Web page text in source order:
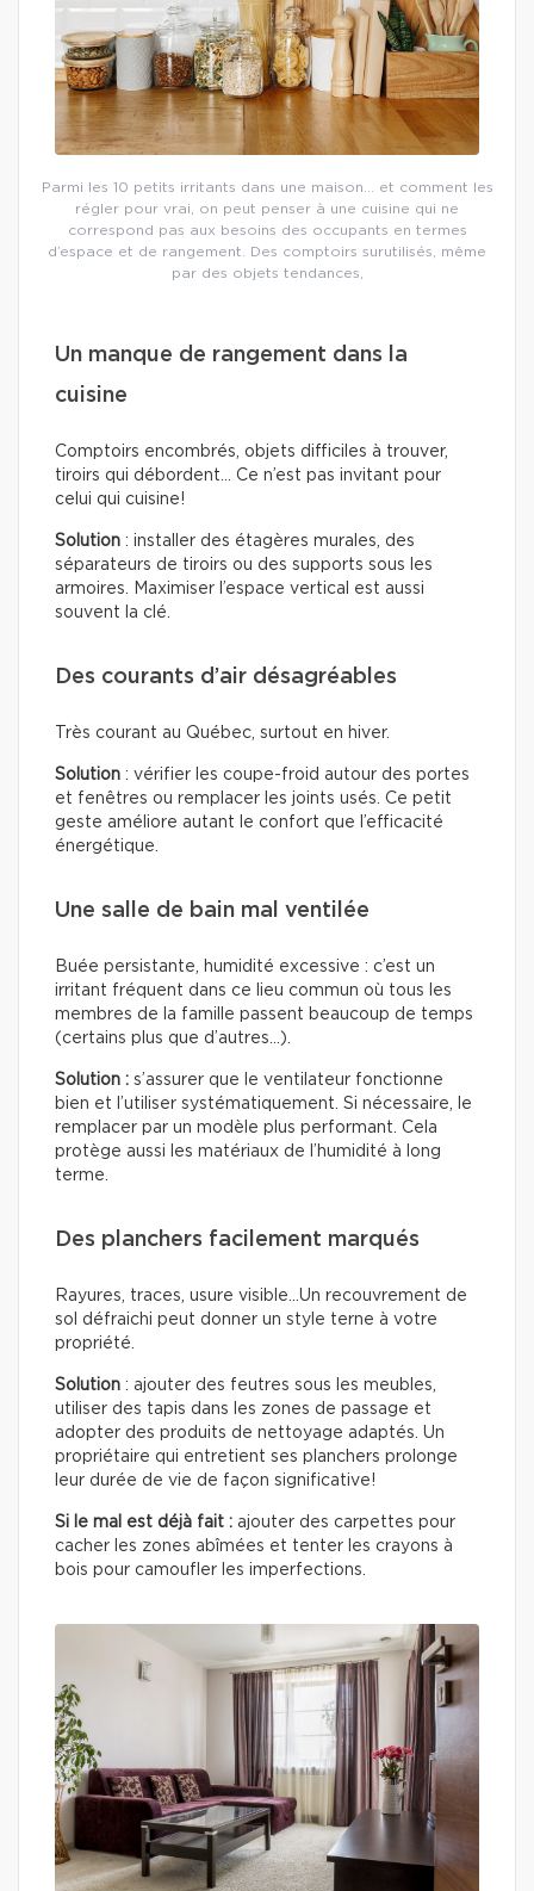
Parmi les 10 petits irritants dans une maison… et comment les
régler pour vrai, on peut penser à une cuisine qui ne
correspond pas aux besoins des occupants en termes
d’espace et de rangement. Des comptoirs surutilisés, même
par des objets tendances,
Un manque de rangement dans la
cuisine
Comptoirs encombrés, objets difficiles à trouver,
tiroirs qui débordent… Ce n’est pas invitant pour
celui qui cuisine!
Solution : installer des étagères murales, des
séparateurs de tiroirs ou des supports sous les
armoires. Maximiser l’espace vertical est aussi
souvent la clé.
Des courants d’air désagréables
Très courant au Québec, surtout en hiver.
Solution : vérifier les coupe-froid autour des portes
et fenêtres ou remplacer les joints usés. Ce petit
geste améliore autant le confort que l’efficacité
énergétique.
Une salle de bain mal ventilée
Buée persistante, humidité excessive : c’est un
irritant fréquent dans ce lieu commun où tous les
membres de la famille passent beaucoup de temps
(certains plus que d’autres…).
Solution : s’assurer que le ventilateur fonctionne
bien et l’utiliser systématiquement. Si nécessaire, le
remplacer par un modèle plus performant. Cela
protège aussi les matériaux de l’humidité à long
terme.
Des planchers facilement marqués
Rayures, traces, usure visible…Un recouvrement de
sol défraichi peut donner un style terne à votre
propriété.
Solution : ajouter des feutres sous les meubles,
utiliser des tapis dans les zones de passage et
adopter des produits de nettoyage adaptés. Un
propriétaire qui entretient ses planchers prolonge
leur durée de vie de façon significative!
Si le mal est déjà fait : ajouter des carpettes pour
cacher les zones abîmées et tenter les crayons à
bois pour camoufler les imperfections.